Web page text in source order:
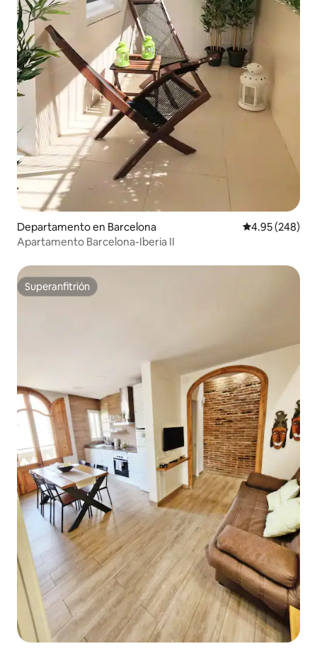
Departamento en Barcelona Calificación
4.95 (248)
Apartamento Barcelona-Iberia II
Superanfitrión
Superanfitrión